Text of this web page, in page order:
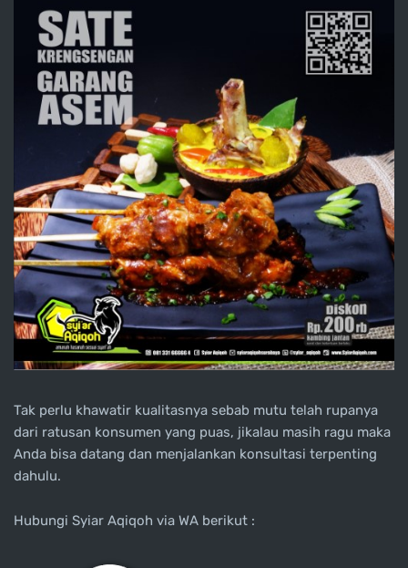
Tak perlu khawatir kualitasnya sebab mutu telah rupanya
dari ratusan konsumen yang puas, jikalau masih ragu maka
Anda bisa datang dan menjalankan konsultasi terpenting
dahulu.
Hubungi Syiar Aqiqoh via WA berikut :